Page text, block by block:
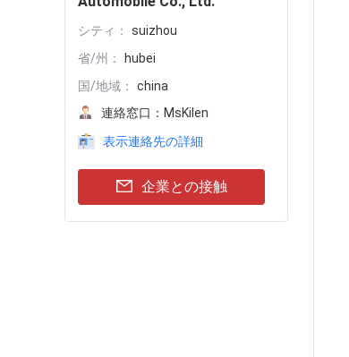
シティ：
suizhou
省/州：
hubei
国/地域：
china
連絡窓口： MsKilen
表示連絡先の詳細
企業との接触